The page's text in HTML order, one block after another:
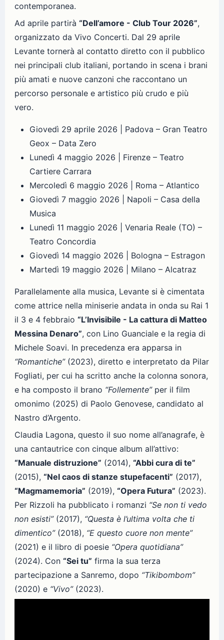
contemporanea.
Ad aprile partirà “Dell’amore - Club Tour 2026”,
organizzato da Vivo Concerti. Dal 29 aprile
Levante tornerà al contatto diretto con il pubblico
nei principali club italiani, portando in scena i brani
più amati e nuove canzoni che raccontano un
percorso personale e artistico più crudo e più
vero.
Giovedì 29 aprile 2026 | Padova – Gran Teatro
Geox – Data Zero
Lunedì 4 maggio 2026 | Firenze – Teatro
Cartiere Carrara
Mercoledì 6 maggio 2026 | Roma – Atlantico
Giovedì 7 maggio 2026 | Napoli – Casa della
Musica
Lunedì 11 maggio 2026 | Venaria Reale (TO) –
Teatro Concordia
Giovedì 14 maggio 2026 | Bologna – Estragon
Martedì 19 maggio 2026 | Milano – Alcatraz
Parallelamente alla musica, Levante si è cimentata
come attrice nella miniserie andata in onda su Rai 1
il 3 e 4 febbraio “L’Invisibile - La cattura di Matteo
Messina Denaro”, con Lino Guanciale e la regia di
Michele Soavi. In precedenza era apparsa in
“Romantiche”(2023), diretto e interpretato da Pilar
Fogliati, per cui ha scritto anche la colonna sonora,
e ha composto il brano “Follemente”per il film
omonimo (2025) di Paolo Genovese, candidato al
Nastro d’Argento.
Claudia Lagona, questo il suo nome all’anagrafe, è
una cantautrice con cinque album all’attivo:
“Manuale distruzione” (2014), “Abbi cura di te”
(2015), “Nel caos di stanze stupefacenti” (2017),
“Magmamemoria” (2019), “Opera Futura” (2023).
Per Rizzoli ha pubblicato i romanzi “Se non ti vedo
non esisti”(2017), “Questa è l’ultima volta che ti
dimentico”(2018), “E questo cuore non mente”
(2021) e il libro di poesie “Opera quotidiana”
(2024). Con “Sei tu” firma la sua terza
partecipazione a Sanremo, dopo “Tikibombom”
(2020) e “Vivo”(2023).